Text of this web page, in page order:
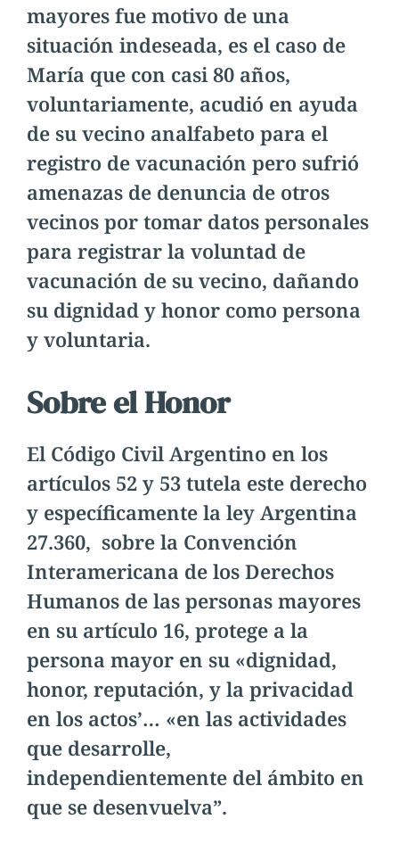
mayores fue motivo de una
situación indeseada, es el caso de
María que con casi 80 años,
voluntariamente, acudió en ayuda
de su vecino analfabeto para el
registro de vacunación pero sufrió
amenazas de denuncia de otros
vecinos por tomar datos personales
para registrar la voluntad de
vacunación de su vecino, dañando
su dignidad y honor como persona
y voluntaria.
Sobre el Honor
El Código Civil Argentino en los
artículos 52 y 53 tutela este derecho
y específicamente la ley Argentina
27.360, sobre la Convención
Interamericana de los Derechos
Humanos de las personas mayores
en su artículo 16, protege a la
persona mayor en su «dignidad,
honor, reputación, y la privacidad
en los actos’… «en las actividades
que desarrolle,
independientemente del ámbito en
que se desenvuelva”.